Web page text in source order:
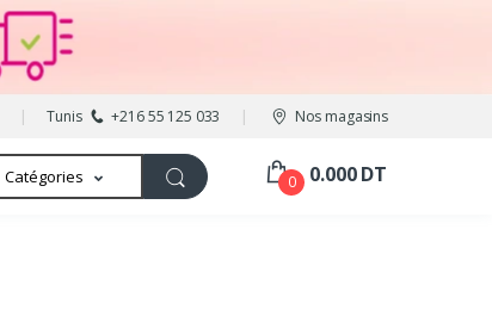
Tunis +216 55 125 033 Nos magasins
Catégories 0 0.000 DT